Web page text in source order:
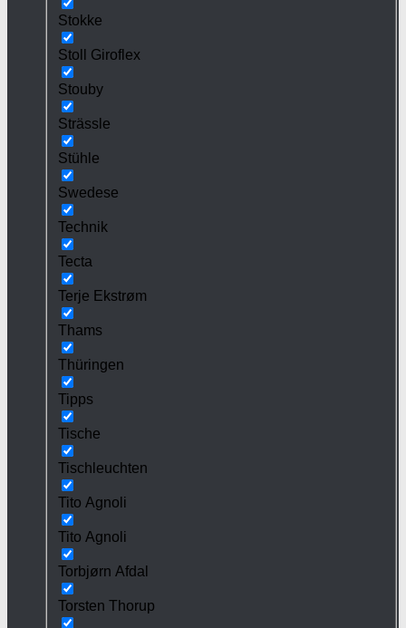
Stokke
Stoll Giroflex
Stouby
Strässle
Stühle
Swedese
Technik
Tecta
Terje Ekstrøm
Thams
Thüringen
Tipps
Tische
Tischleuchten
Tito Agnoli
Tito Agnoli
Torbjørn Afdal
Torsten Thorup